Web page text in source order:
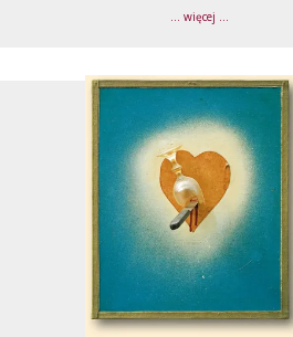
... więcej ...